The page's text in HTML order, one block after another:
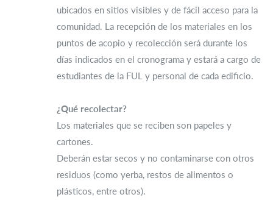
ubicados en sitios visibles y de fácil acceso para la
comunidad. La recepción de los materiales en los
puntos de acopio y recolección será durante los
días indicados en el cronograma y estará a cargo de
estudiantes de la FUL y personal de cada edificio.
¿Qué recolectar?
Los materiales que se reciben son papeles y
cartones.
Deberán estar secos y no contaminarse con otros
residuos (como yerba, restos de alimentos o
plásticos, entre otros).